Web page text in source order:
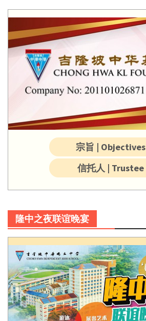
宗旨 | Objectives
信托人 | Trustee
隆中之夜联谊晚宴